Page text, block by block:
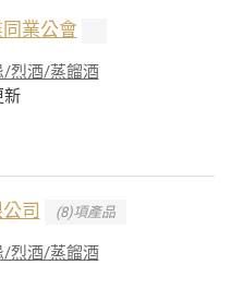
業公會
/烈酒/蒸餾酒
新
司 (8)項產品
/烈酒/蒸餾酒